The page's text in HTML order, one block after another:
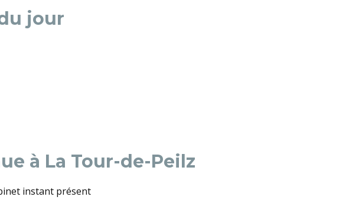
jour
à La Tour-de-Peilz
instant présent